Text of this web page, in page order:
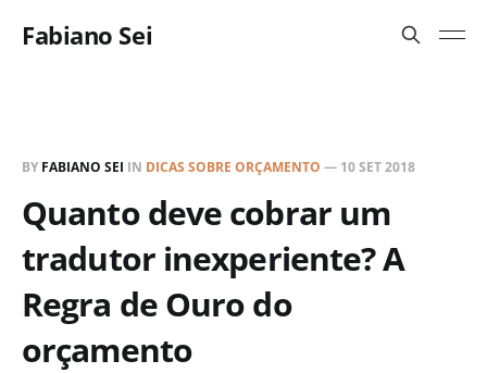
Fabiano Sei
BY FABIANO SEI IN DICAS SOBRE ORÇAMENTO — 10 SET 2018
Quanto deve cobrar um
tradutor inexperiente? A
Regra de Ouro do
orçamento